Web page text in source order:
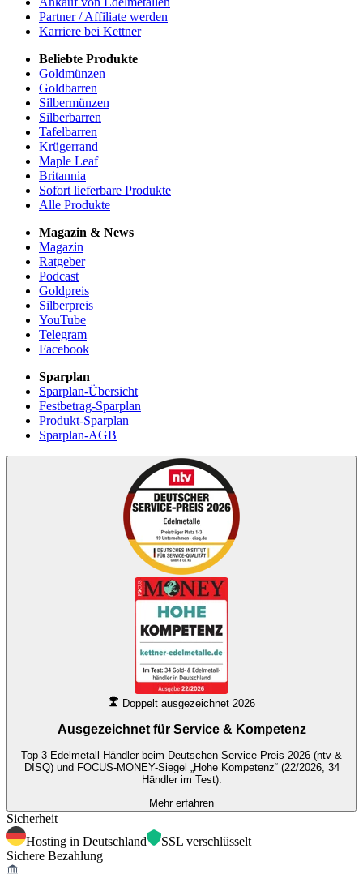
Partner / Affiliate werden
Karriere bei Kettner
Beliebte Produkte
Goldmünzen
Goldbarren
Silbermünzen
Silberbarren
Tafelbarren
Krügerrand
Maple Leaf
Britannia
Sofort lieferbare Produkte
Alle Produkte
Magazin & News
Magazin
Ratgeber
Podcast
Goldpreis
Silberpreis
YouTube
Telegram
Facebook
Sparplan
Sparplan-Übersicht
Festbetrag-Sparplan
Produkt-Sparplan
Sparplan-AGB
Doppelt ausgezeichnet 2026
Ausgezeichnet für Service & Kompetenz
Top 3 Edelmetall-Händler beim Deutschen Service-Preis 2026 (ntv &
DISQ) und FOCUS-MONEY-Siegel „Hohe Kompetenz“ (22/2026, 34
Händler im Test).
Mehr erfahren
Sicherheit
Hosting in Deutschland
SSL verschlüsselt
Sichere Bezahlung